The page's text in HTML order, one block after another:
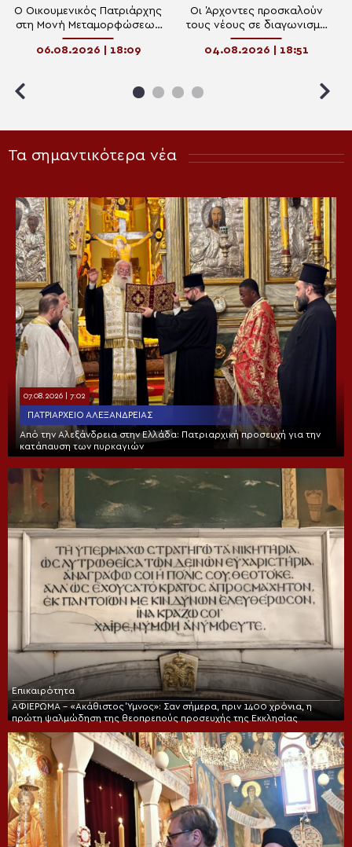
Ο Οικουμενικός Πατριάρχης
στη Μονή Μεταμορφώσεως
Σωτήρος της Πρώτης των
Πριγκηποννήσων
06.08.2026 | 18:09
Οι Άρχοντες προσκαλούν
τους νέους σε διαγωνισμό
αφίσας για τον Οικουμενικό
Πατριάρχη
04.08.2026 | 18:51
Τα σημαντικότερα νέα
07.08.2026 | 7:02
ΠΑΤΡΙΑΡΧΕΊΟ ΑΛΕΞΑΝΔΡΕΊΑΣ
Από την Αλεξάνδρεια στην Ελλάδα: Πατριαρχική προσευχή για την
κατάπαυση των πυρκαγιών
Επικαιρότητα
ΑΦΙΕΡΩΜΑ – «Ακάθιστος Ύμνος»: Σαν σήμερα, πριν 1400 χρόνια, η
πρώτη ψαλμώδηση της θεοπρεπούς προσευχής της Εκκλησίας